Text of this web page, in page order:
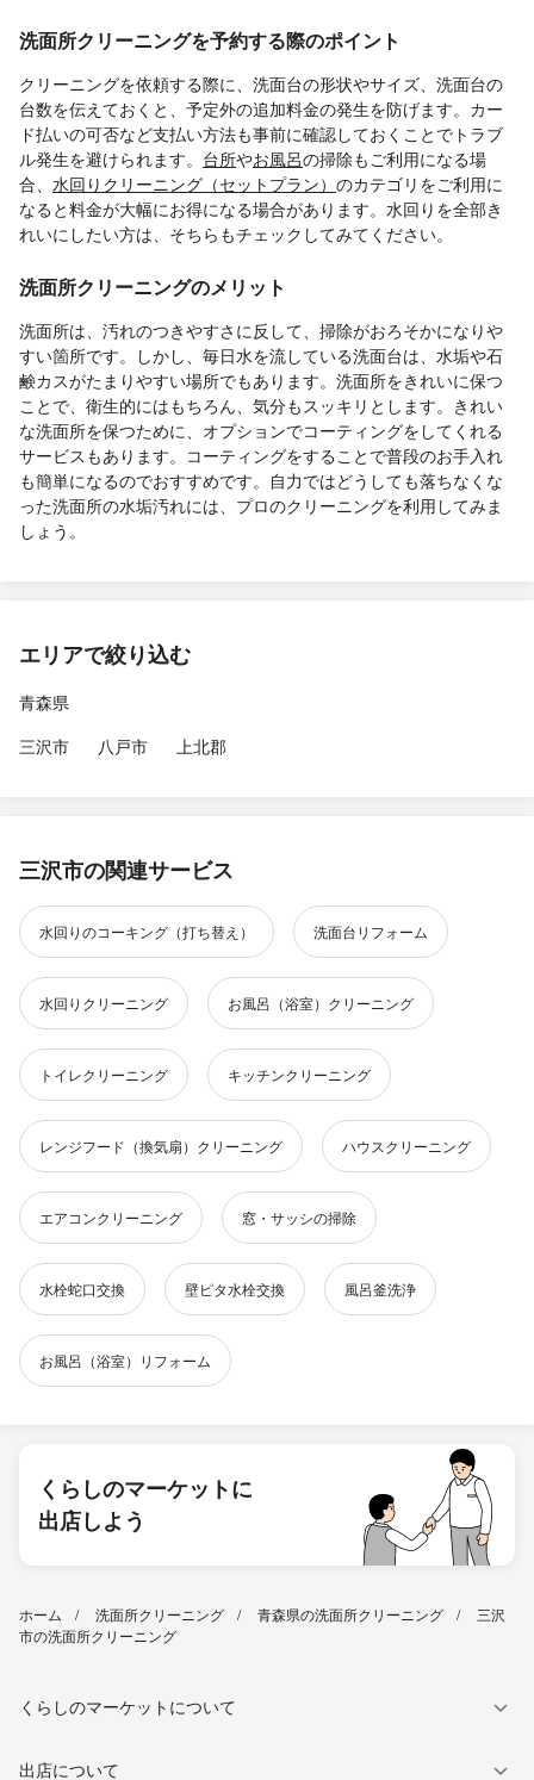
洗面所クリーニングを予約する際のポイント
クリーニングを依頼する際に、洗面台の形状やサイズ、洗面台の
台数を伝えておくと、予定外の追加料金の発生を防げます。カー
ド払いの可否など支払い方法も事前に確認しておくことでトラブ
ル発生を避けられます。 台所やお風呂の掃除もご利用になる場
合、 水回りクリーニング（セットプラン） のカテゴリをご利用に
なると料金が大幅にお得になる場合があります。水回りを全部き
れいにしたい方は、そちらもチェックしてみてください。
洗面所クリーニングのメリット
洗面所は、汚れのつきやすさに反して、掃除がおろそかになりや
すい箇所です。しかし、毎日水を流している洗面台は、水垢や石
鹸カスがたまりやすい場所でもあります。洗面所をきれいに保つ
ことで、衛生的にはもちろん、気分もスッキリとします。きれい
な洗面所を保つために、オプションでコーティングをしてくれる
サービスもあります。コーティングをすることで普段のお手入れ
も簡単になるのでおすすめです。自力ではどうしても落ちなくな
った洗面所の水垢汚れには、プロのクリーニングを利用してみま
しょう。
エリアで絞り込む
青森県
三沢市
八戸市 上北郡
三沢市の関連サービス
水回りのコーキング（打ち替え） 洗面台リフォーム
水回りクリーニング お風呂（浴室）クリーニング
トイレクリーニング キッチンクリーニング
レンジフード（換気扇）クリーニング ハウスクリーニング
エアコンクリーニング 窓・サッシの掃除
水栓蛇口交換 壁ピタ水栓交換 風呂釜洗浄
お風呂（浴室）リフォーム
くらしのマーケットに
出店しよう
ホーム 洗面所クリーニング 青森県の洗面所クリーニング
三沢
市の洗面所クリーニング
くらしのマーケットについて
出店について